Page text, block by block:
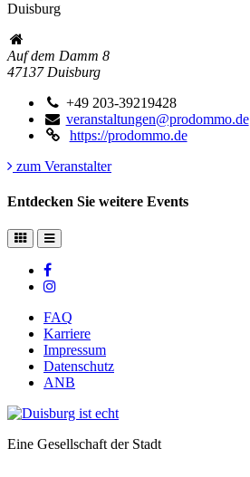
Duisburg
Auf dem Damm 8
47137 Duisburg
+49 203-39219428
veranstaltungen@prodommo.de
https://prodommo.de
zum Veranstalter
Entdecken Sie weitere Events
FAQ
Karriere
Impressum
Datenschutz
ANB
Eine Gesellschaft der Stadt